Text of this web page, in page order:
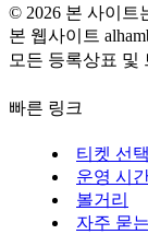
© 2026 본 사이트
본 웹사이트
모든 등록상표 및
빠른 링크
티켓 선
운영 시
볼거리
자주 묻